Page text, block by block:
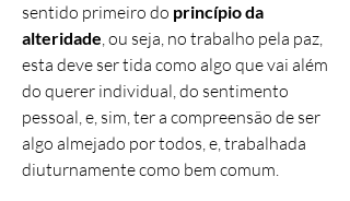
sentido primeiro do princípio da
alteridade, ou seja, no trabalho pela paz,
esta deve ser tida como algo que vai além
do querer individual, do sentimento
pessoal, e, sim, ter a compreensão de ser
algo almejado por todos, e, trabalhada
diuturnamente como bem comum.